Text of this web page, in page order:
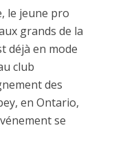
le jeune pro
grands de la
déjà en mode
club
des
en Ontario,
se